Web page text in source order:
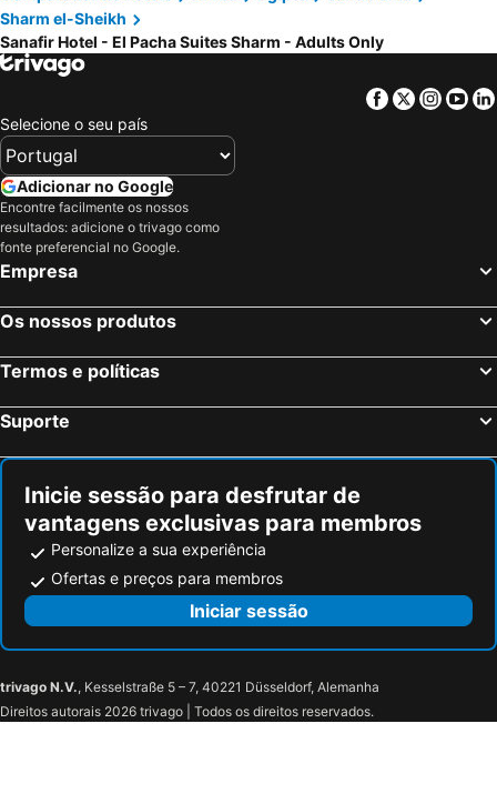
Sharm el-Sheikh
Sanafir Hotel - El Pacha Suites Sharm - Adults Only
Facebook
Twitter
Selecione o seu país
Adicionar no Google
Encontre facilmente os nossos
resultados: adicione o trivago como
fonte preferencial no Google.
Empresa
Os nossos produtos
Termos e políticas
Suporte
Inicie sessão para desfrutar de
vantagens exclusivas para membros
Personalize a sua experiência
Ofertas e preços para membros
Iniciar sessão
trivago N.V., Kesselstraße 5 – 7, 40221 Düsseldorf, Alemanha
Direitos autorais 2026 trivago | Todos os direitos reservados.